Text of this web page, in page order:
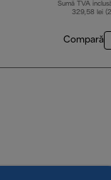
Sumă TVA
329,58 lei
Compară